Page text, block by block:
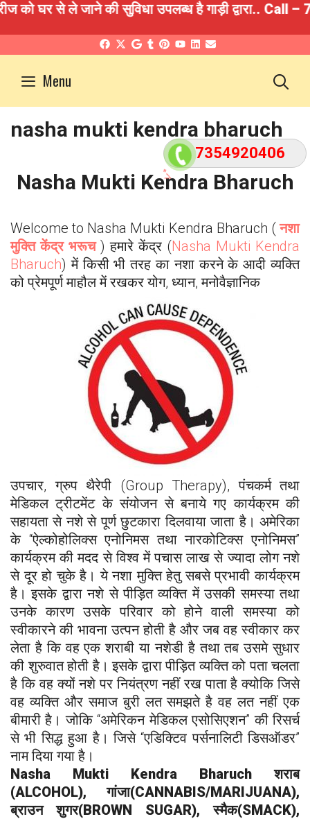
">
7354920406
घर से ले जाने की सुविधा उपलब्ध है गाड़ी द्वारा.. Call –
contentMenu
nasha mukti kendra bharuch
Nasha Mukti Kendra Bharuch
Welcome to Nasha Mukti Kendra Bharuch (नशा
मुक्ति केंद्र भरूच ) हमारे केंद्र (Nasha Mukti Kendra
Bharuch) में किसी भी तरह का नशा करने के आदी व्यक्ति
को प्रेमपूर्ण माहौल में रखकर योग, ध्यान, मनोवैज्ञानिक
उपचार, ग्रुप थैरेपी (Group Therapy), पंचकर्म तथा
मेडिकल ट्रीटमेंट के संयोजन से बनाये गए कार्यक्रम की
सहायता से नशे से पूर्ण छुटकारा दिलवाया जाता है। अमेरिका
के “ऐल्कोहोलिक्स एनोनिमस तथा नारकोटिक्स एनोनिमस”
कार्यक्रम की मदद से विश्व में पचास लाख से ज्यादा लोग नशे
से दूर हो चुके है। ये नशा मुक्ति हेतु सबसे प्रभावी कार्यक्रम
है। इसके द्वारा नशे से पीड़ित व्यक्ति में उसकी समस्या तथा
उनके कारण उसके परिवार को होने वाली समस्या को
स्वीकारने की भावना उत्पन होती है और जब वह स्वीकार कर
लेता है कि वह एक शराबी या नशेडी है तथा तब उसमे सुधार
की शुरुवात होती है। इसके द्वारा पीड़ित व्यक्ति को पता चलता
है कि वह क्यों नशे पर नियंत्रण नहीं रख पाता है क्योकि जिसे
वह व्यक्ति और समाज बुरी लत समझते है वह लत नहीं एक
बीमारी है। जोकि “अमेरिकन मेडिकल एसोसिएशन” की रिसर्च
से भी सिद्ध हुआ है। जिसे “एडिक्टिव पर्सनालिटी डिसऑडर”
नाम दिया गया है।
Nasha Mukti Kendra Bharuchशराब
(ALCOHOL), गांजा(CANNABIS/MARIJUANA),
ब्राउन शुगर(BROWN SUGAR), स्मैक(SMACK),